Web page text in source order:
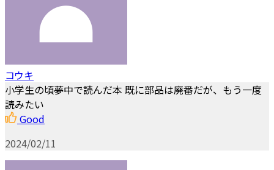
コウキ
小学生の頃夢中で読んだ本 既に部品は廃番だが、もう一度
読みたい
Good
2024/02/11